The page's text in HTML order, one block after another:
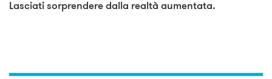
Lasciati sorprendere dalla realtà aumentata.